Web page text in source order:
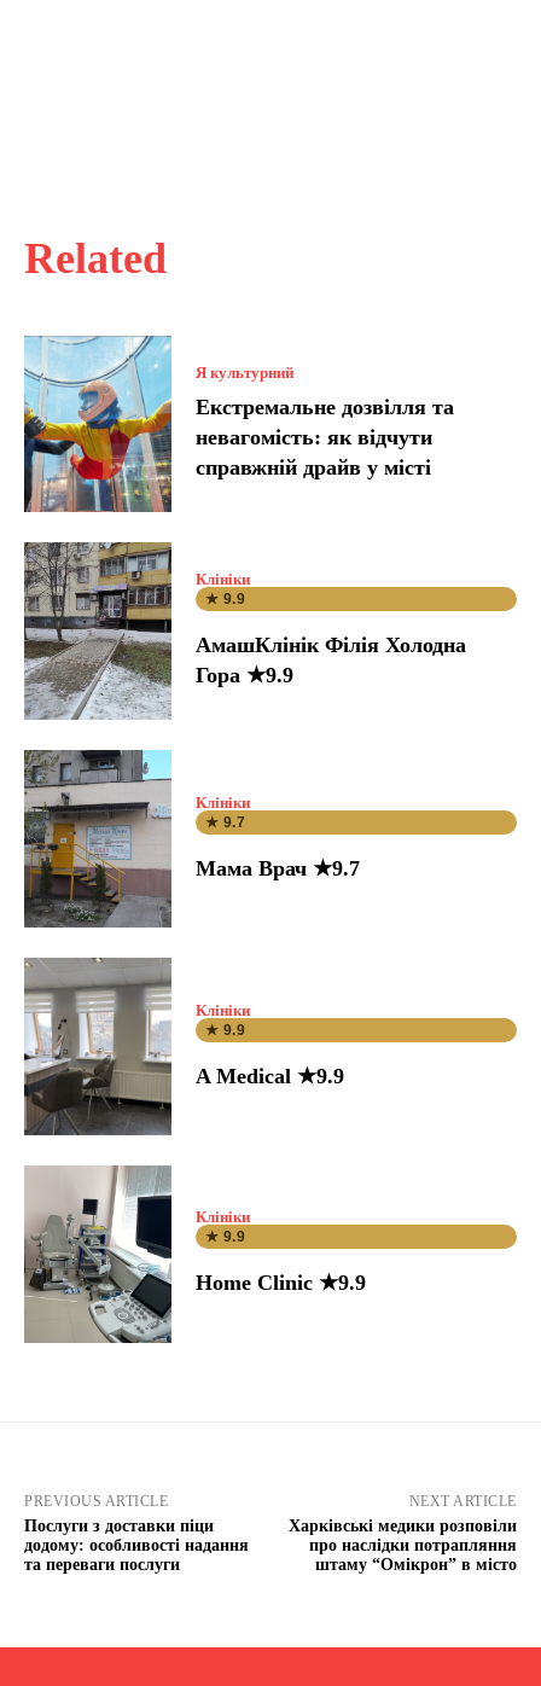
Related
Я культурний
Екстремальне дозвілля та
невагомість: як відчути
справжній драйв у місті
Клініки
★ 9.9
АмашКлінік Філія Холодна
Гора ★9.9
Клініки
★ 9.7
Мама Врач ★9.7
Клініки
★ 9.9
A Medical ★9.9
Клініки
★ 9.9
Home Clinic ★9.9
PREVIOUS ARTICLE
Послуги з доставки піци
додому: особливості надання
та переваги послуги
NEXT ARTICLE
Харківські медики розповіли
про наслідки потрапляння
штаму “Омікрон” в місто